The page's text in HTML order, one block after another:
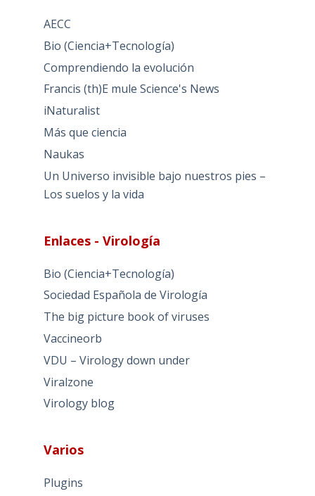
AECC
Bio (Ciencia+Tecnología)
Comprendiendo la evolución
Francis (th)E mule Science's News
iNaturalist
Más que ciencia
Naukas
Un Universo invisible bajo nuestros pies –
Los suelos y la vida
Enlaces - Virología
Bio (Ciencia+Tecnología)
Sociedad Española de Virología
The big picture book of viruses
Vaccineorb
VDU – Virology down under
Viralzone
Virology blog
Varios
Plugins